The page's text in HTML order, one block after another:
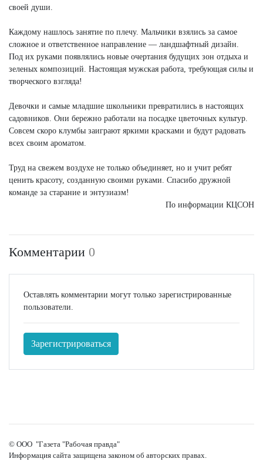
своей души.
Каждому нашлось занятие по плечу. Мальчики взялись за самое
сложное и ответственное направление — ландшафтный дизайн.
Под их руками появлялись новые очертания будущих зон отдыха и
зеленых композиций. Настоящая мужская работа, требующая силы и
творческого взгляда!
Девочки и самые младшие школьники превратились в настоящих
садовников. Они бережно работали на посадке цветочных культур.
Совсем скоро клумбы заиграют яркими красками и будут радовать
всех своим ароматом.
Труд на свежем воздухе не только объединяет, но и учит ребят
ценить красоту, созданную своими руками. Спасибо дружной
команде за старание и энтузиазм!
По информации КЦСОН
Комментарии 0
Оставлять комментарии могут только зарегистрированные
пользователи.
Зарегистрироваться
© ООО "Газета "Рабочая правда"
Информация сайта защищена законом об авторских правах.